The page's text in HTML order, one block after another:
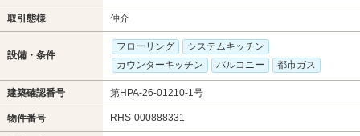
取引態様 仲介
設備・条件
フローリング
システムキッチン
カウンターキッチン
バルコニー 都市ガス
建築確認番号 第HPA-26-01210-1号
物件番号 RHS-000888331